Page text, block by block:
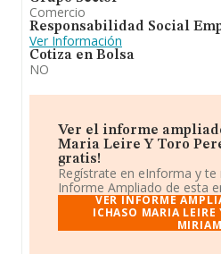
Comercio
Responsabilidad Social
Ver Información
Cotiza en Bolsa
NO
Ver el informe
Maria Leire Y Toro
gratis!
Regístrate en eInforma y te
Informe Ampliado de esta
VER INFORME
ICHASO MARIA LEIRE
MIRIAM